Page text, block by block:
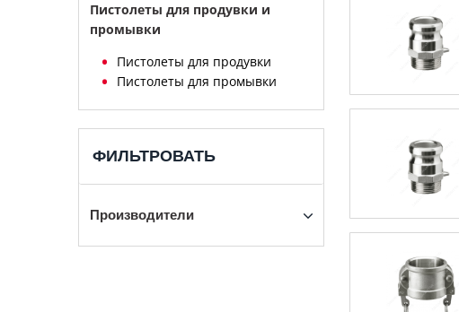
Пистолеты для продувки и
промывки
Пистолеты для продувки
Пистолеты для промывки
ФИЛЬТРОВАТЬ
Производители